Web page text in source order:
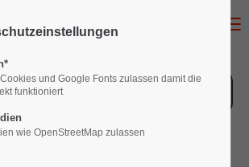
ZUR ÜBERSICHT
und Google Fonts zulassen damit die
funktioniert
wie OpenStreetMap zulassen